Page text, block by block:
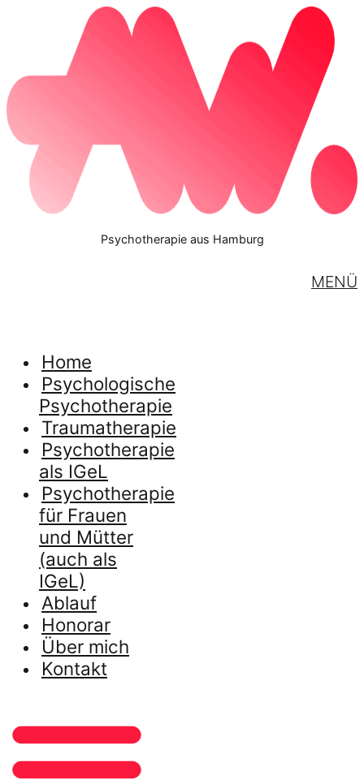
Psychotherapie aus Hamburg
MENÜ
Home
Psychologische
Psychotherapie
Traumatherapie
Psychotherapie
als IGeL
Psychotherapie
für Frauen
und Mütter
(auch als
IGeL)
Ablauf
Honorar
Über mich
Kontakt